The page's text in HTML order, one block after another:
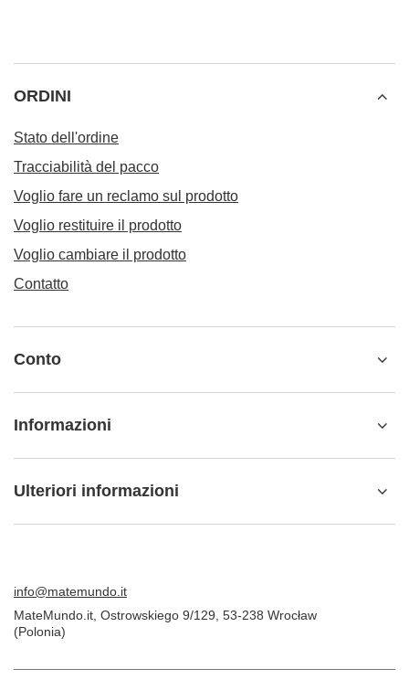
ORDINI
Stato dell'ordine
Tracciabilità del pacco
Voglio fare un reclamo sul prodotto
Voglio restituire il prodotto
Voglio cambiare il prodotto
Contatto
Conto
Informazioni
Ulteriori informazioni
info@matemundo.it
MateMundo.it Ostrowskiego 9/129 53-238 Wrocław
(Polonia)